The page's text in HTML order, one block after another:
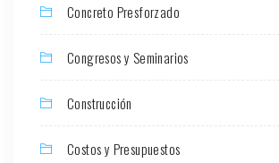
Concreto Presforzado
Congresos y Seminarios
Construcción
Costos y Presupuestos